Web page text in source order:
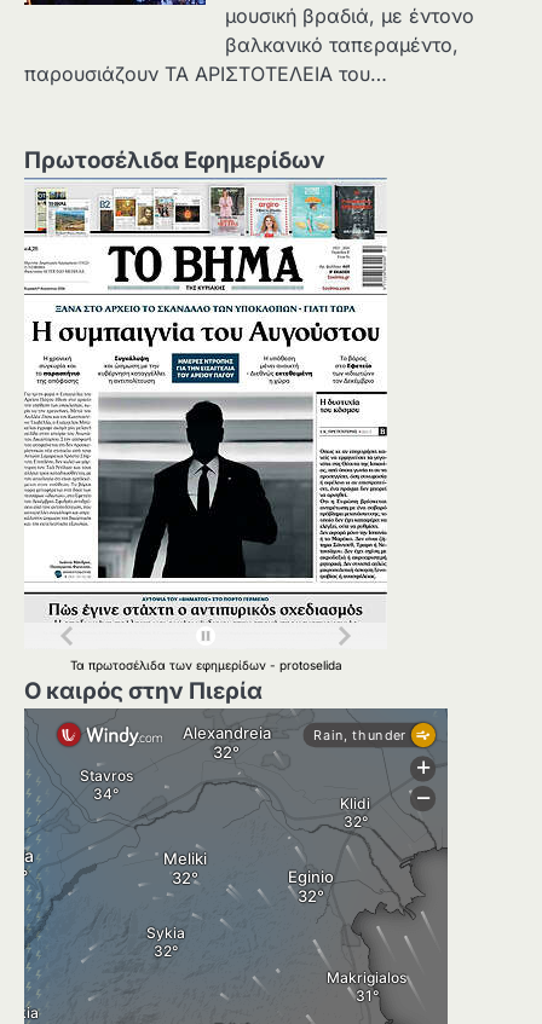
μουσική βραδιά, με έντονο
βαλκανικό ταπεραμέντο,
παρουσιάζουν ΤΑ ΑΡΙΣΤΟΤΕΛΕΙΑ του…
Πρωτοσέλιδα Εφημερίδων
Τα πρωτοσέλιδα των εφημερίδων - protoselida
Ο καιρός στην Πιερία